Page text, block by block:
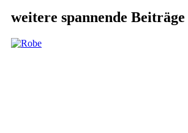
weitere spannende Beiträge